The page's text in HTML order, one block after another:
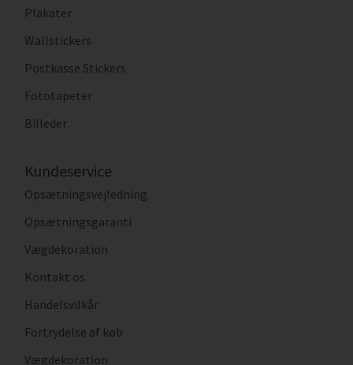
Plakater
Wallstickers
Postkasse Stickers
Fototapeter
Billeder
Kundeservice
Opsætningsvejledning
Opsætningsgaranti
Vægdekoration
Kontakt os
Handelsvilkår
Fortrydelse af køb
Vægdekoration